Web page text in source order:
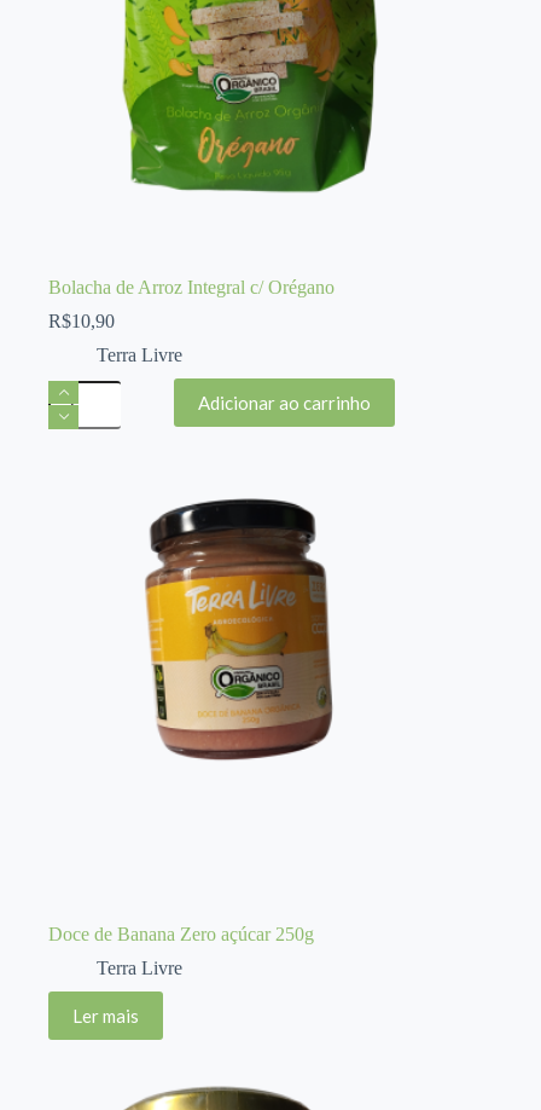
Bolacha de Arroz Integral c/ Orégano
R$10,90
Terra Livre
Bolacha
de
Arroz
Adicionar ao carrinho
Doce de Banana Zero açúcar 250g
Terra Livre
Ler mais